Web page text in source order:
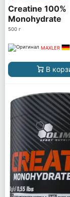
Creatine 100%
Monohydrate
500 г
MAXLER
В